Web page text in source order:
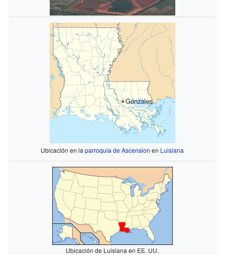
Gonzales
Ubicación en laparroquia de Ascension en Luisiana
Ubicación de Luisiana en EE. UU.